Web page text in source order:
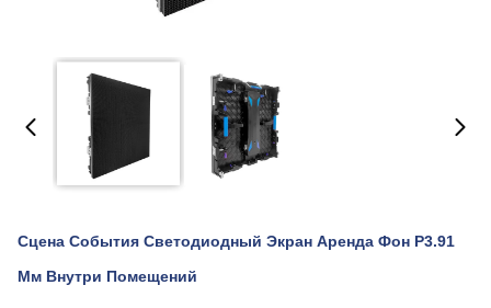
Сцена События Светодиодный Экран Аренда Фон P3.91
Мм Внутри Помещений